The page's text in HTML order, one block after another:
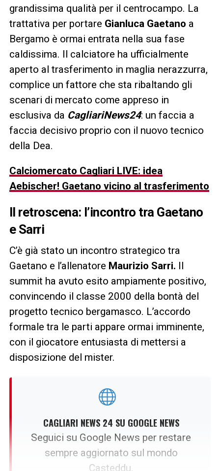
grandissima qualità per il centrocampo. La
trattativa per portare Gianluca Gaetano a
Bergamo è ormai entrata nella sua fase
caldissima. Il calciatore ha ufficialmente
aperto al trasferimento in maglia nerazzurra,
complice un fattore che sta ribaltando gli
scenari di mercato come appreso in
esclusiva da CagliariNews24: un faccia a
faccia decisivo proprio con il nuovo tecnico
della Dea.
Calciomercato Cagliari LIVE: idea
Aebischer! Gaetano vicino al trasferimento
Il retroscena: l’incontro tra Gaetano
e Sarri
C’è già stato un incontro strategico tra
Gaetano e l’allenatore Maurizio Sarri. Il
summit ha avuto esito ampiamente positivo,
convincendo il classe 2000 della bontà del
progetto tecnico bergamasco. L’accordo
formale tra le parti appare ormai imminente,
con il giocatore entusiasta di mettersi a
disposizione del mister.
CAGLIARI NEWS 24 SU GOOGLE NEWS
Seguici su Google News per restare
sempre aggiornato sul mondo
Casteddu.